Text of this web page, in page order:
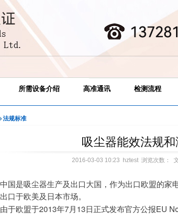
所需设备介绍 高准通讯 检测流程
法规标准
吸尘器能效法规
2016-03-03 10:23 hztest 浏览次数：
中国是吸尘器生产及出口大国，作为出口欧盟的家
出口于欧美及日本市场。
由于欧盟于2013年7月 13 日正式发布官方公报EU